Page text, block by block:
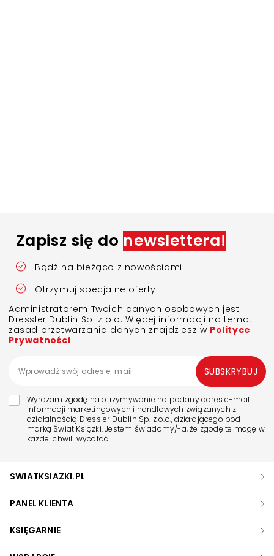
Zapisz się do newslettera!
Bądź na bieżąco z nowościami
Otrzymuj specjalne oferty
Administratorem Twoich danych osobowych jest
Dressler Dublin Sp. z o.o. Więcej informacji na temat
zasad przetwarzania danych znajdziesz w Polityce
Prywatności.
Wyrażam zgodę na otrzymywanie na podany adres e-mail
informacji marketingowych i handlowych związanych z
działalnością Dressler Dublin Sp. z o.o., działającego pod
marką Świat Książki. Jestem świadomy/-a, że zgodę tę mogę w
każdej chwili wycofać.
SUBSKRYBUJ
SWIATKSIAZKI.PL
PANEL KLIENTA
KSIĘGARNIE